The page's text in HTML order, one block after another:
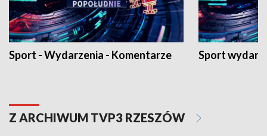
Sport - Wydarzenia - Komentarze Sport
Z ARCHIWUM TVP3 RZESZÓW